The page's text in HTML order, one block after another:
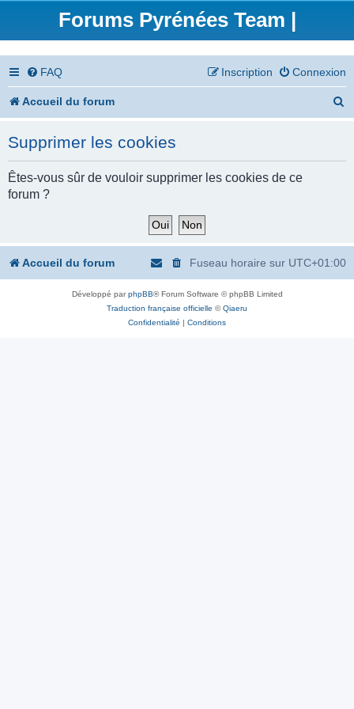
Forums Pyrénées Team |
FAQ Connexion
Inscription
Accueil du forum
c
Supprimer les cookies
Êtes-vous sûr de vouloir supprimer les cookies de ce
forum ?
Accueil du forum Fuseau horaire sur UTC+01:00
Développé parphpBB® Forum Software © phpBB Limited
Traduction française officielle ©Qiaeru
Confidentialité | Conditions